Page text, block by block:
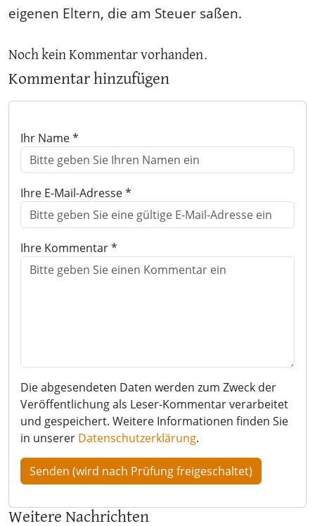
eigenen Eltern, die am Steuer saßen.
Noch kein Kommentar vorhanden.
Kommentar hinzufügen
Ihr Name *
Ihre E-Mail-Adresse *
Ihre Kommentar *
Die abgesendeten Daten werden zum Zweck der
Veröffentlichung als Leser-Kommentar verarbeitet
und gespeichert. Weitere Informationen finden Sie
in unserer Datenschutzerklärung.
Weitere Nachrichten